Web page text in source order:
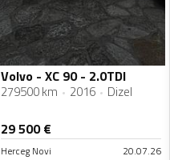
Volvo - XC 90 - 2.0TDI
279500 km 2016 Dizel
29 500€
Herceg Novi 20.07.26